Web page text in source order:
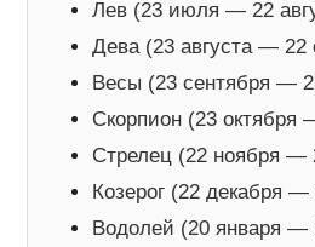
Лев (23 июля — 22
Дева (23 августа — 22
Весы (23 сентября —
Скорпион (23 октября
Стрелец (22 ноября —
Козерог (22 декабря —
Водолей (20 января —